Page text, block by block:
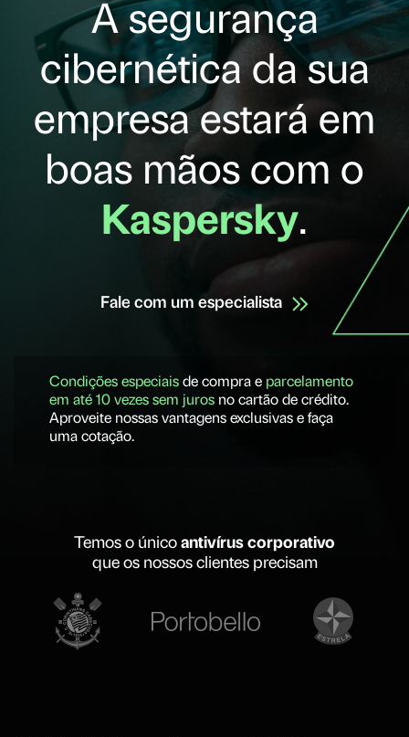
A segurança
cibernética da sua
empresa estará em
boas mãos com o
Kaspersky.
Fale com um especialista
Condições especiais de compra e parcelamento
em até 10 vezes sem juros no cartão de crédito.
Aproveite nossas vantagens exclusivas e faça
uma cotação.
Temos o único antivírus corporativo
que os nossos clientes precisam